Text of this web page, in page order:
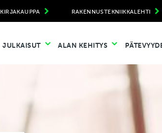
RAKENNUSTEKNIIKKALEHTI
KIRJAKAUPPA
JULKAISUT ALAN KEHITYS